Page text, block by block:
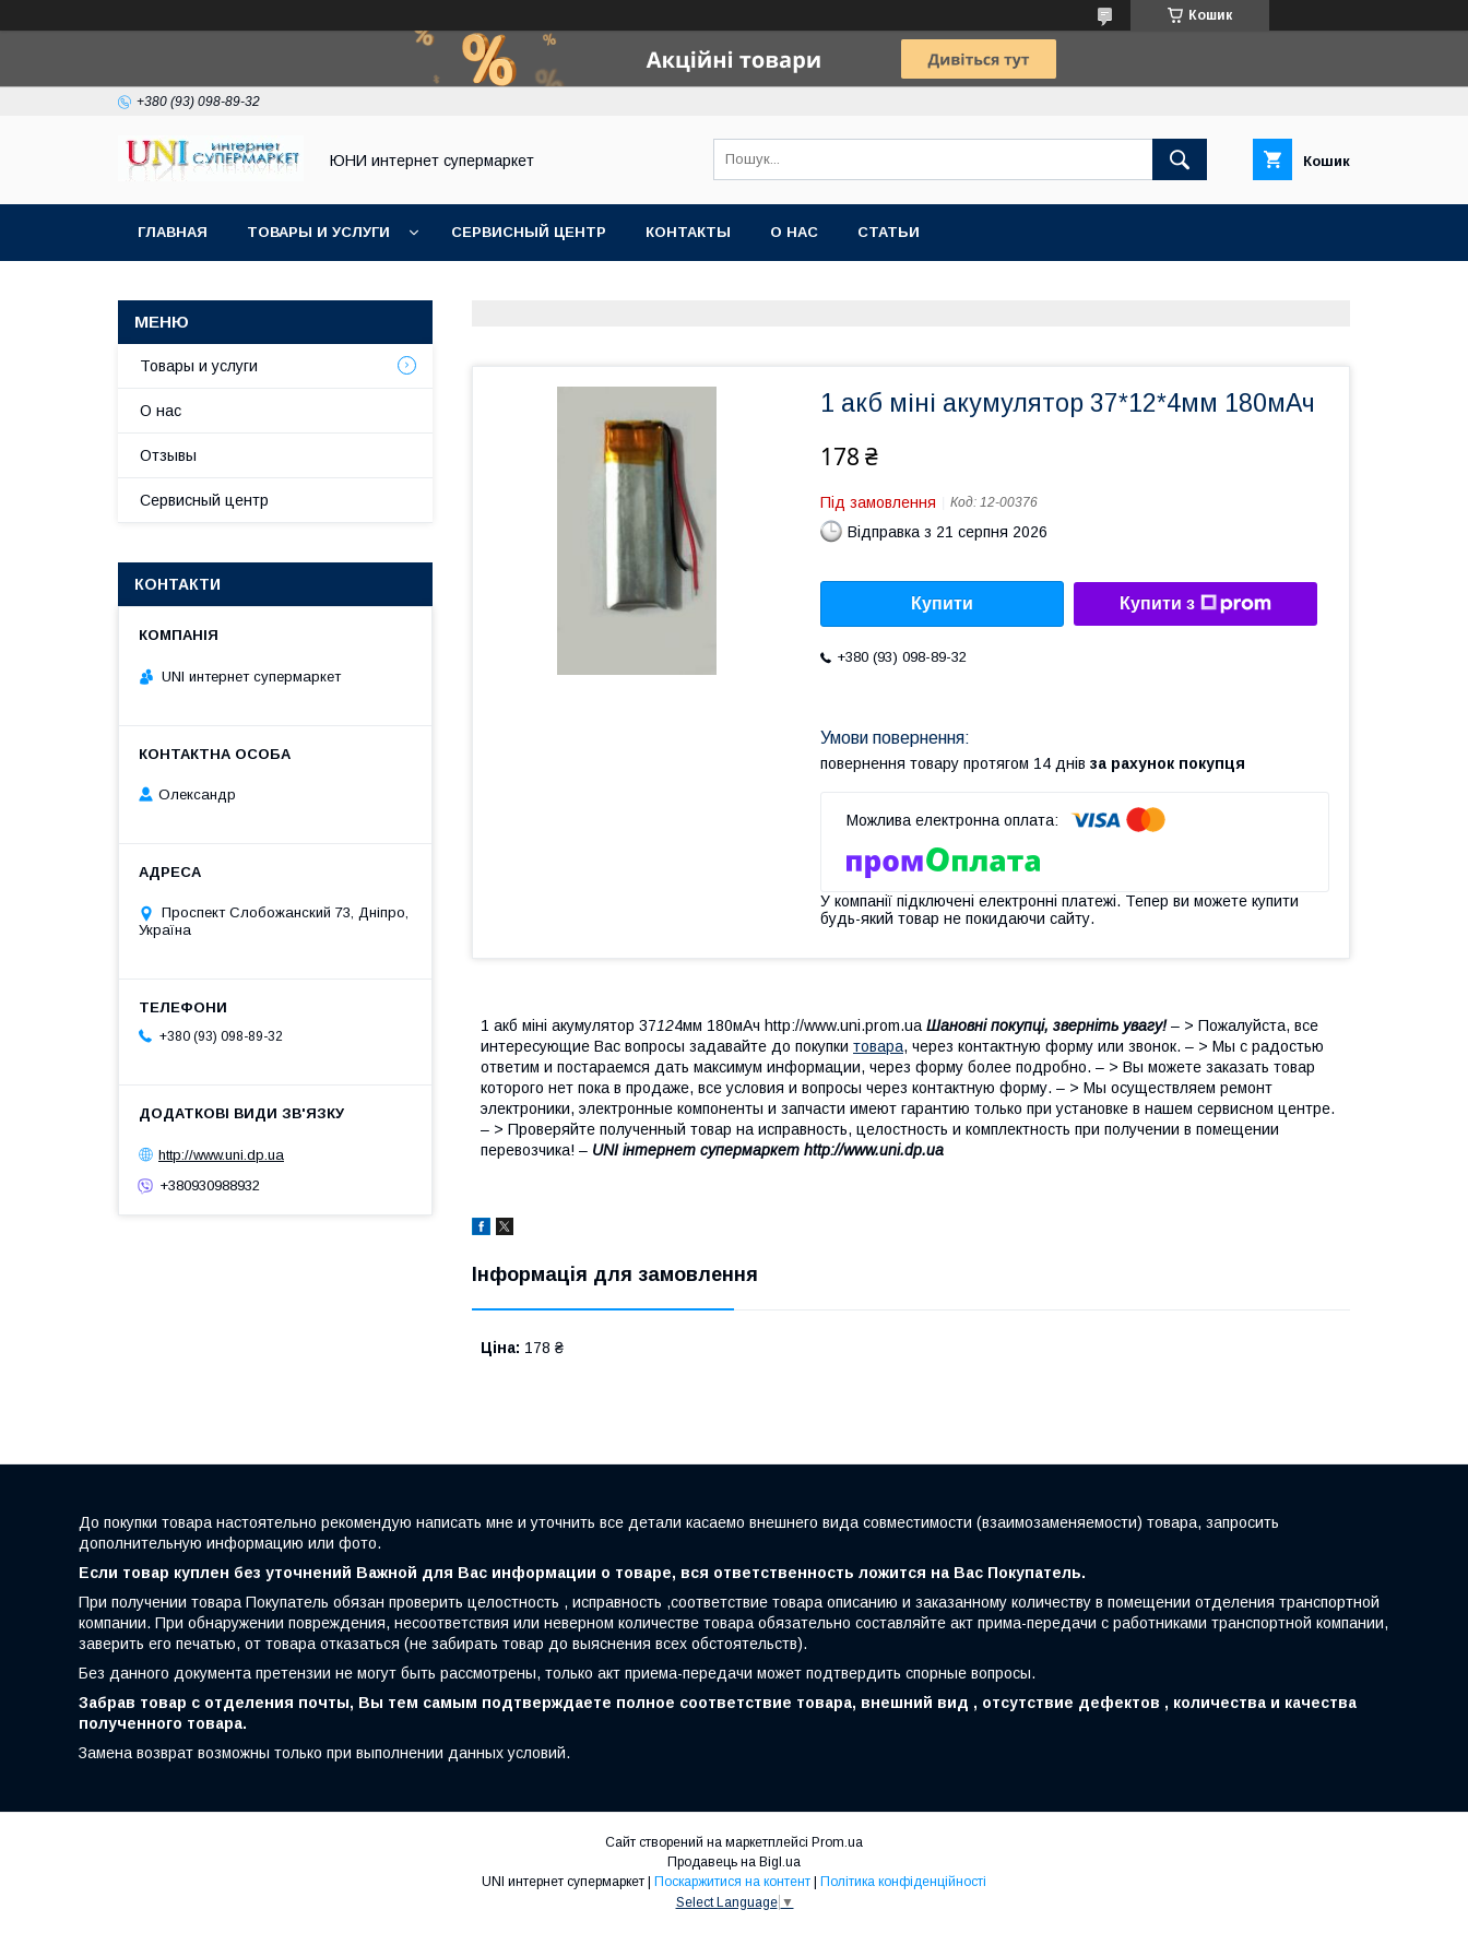
Кошик
+380 (93) 098-89-32
ЮНИ интернет супермаркет Кошик
ГЛАВНАЯ ТОВАРЫ И УСЛУГИ СЕРВИСНЫЙ ЦЕНТР КОНТАКТЫ О НАС СТАТЬИ
1 акб міні акумулятор 37*12*4мм 180мАч
178 ₴
Під замовлення Код: 12-00376
Відправка з 21 серпня 2026
Купити Купити з
+380 (93) 098-89-32
повернення товару протягом 14 днів за рахунок покупця
У компанії підключені електронні платежі. Тепер ви можете купити
будь-який товар не покидаючи сайту.
1 акб міні акумулятор 37124мм 180мАч http://www.uni.prom.ua Шановні покупці, зверніть увагу!– > Пожалуйста, все
интересующие Вас вопросы задавайте до покупки товара, через контактную форму или звонок. – > Мы с радостью
ответим и постараемся дать максимум информации, через форму более подробно. – > Вы можете заказать товар
которого нет пока в продаже, все условия и вопросы через контактную форму. – > Мы осуществляем ремонт
электроники, электронные компоненты и запчасти имеют гарантию только при установке в нашем сервисном центре.
– > Проверяйте полученный товар на исправность, целостность и комплектность при получении в помещении
перевозчика! – UNI інтернет супермаркет http://www.uni.dp.ua
Інформація для замовлення
Ціна: 178 ₴
Товары и услуги
О нас
Отзывы
Сервисный центр
КОНТАКТИ
UNI интернет супермаркет
Олександр
Проспект Слобожанский 73, Дніпро,
Україна
+380 (93) 098-89-32
http://www.uni.dp.ua
+380930988932
До покупки товара настоятельно рекомендую написать мне и уточнить все детали касаемо внешнего вида совместимости (взаимозаменяемости) товара, запросить
дополнительную информацию или фото.
Если товар куплен без уточнений Важной для Вас информации о товаре, вся ответственность ложится на Вас Покупатель.
При получении товара Покупатель обязан проверить целостность , исправность ,соответствие товара описанию и заказанному количеству в помещении отделения транспортной
компании. При обнаружении повреждения, несоответствия или неверном количестве товара обязательно составляйте акт прима-передачи с работниками транспортной компании,
заверить его печатью, от товара отказаться (не забирать товар до выяснения всех обстоятельств).
Без данного документа претензии не могут быть рассмотрены, только акт приема-передачи может подтвердить спорные вопросы.
Забрав товар с отделения почты, Вы тем самым подтверждаете полное соответствие товара, внешний вид , отсутствие дефектов , количества и качества
полученного товара.
Замена возврат возможны только при выполнении данных условий.
Сайт створений на маркетплейсі Prom.ua
Продавець на Bigl.ua
UNI интернет супермаркет | Поскаржитися на контент | Політика конфіденційності
Select Language ▼